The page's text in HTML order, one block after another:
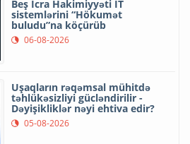
Beş İcra Hakimiyyəti İT
sistemlərini “Hökumət
buludu”na köçürüb
06-08-2026
Uşaqların rəqəmsal mühitdə
təhlükəsizliyi gücləndirilir -
Dəyişikliklər nəyi ehtiva edir?
05-08-2026